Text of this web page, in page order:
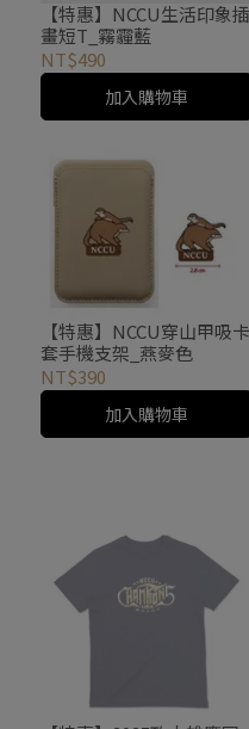
【特惠】NCCU生活印象插
畫短T_霧霾藍
NT$490
加入購物車
【特惠】NCCU穿山甲吸卡
套手機支架_燕麥色
NT$390
加入購物車